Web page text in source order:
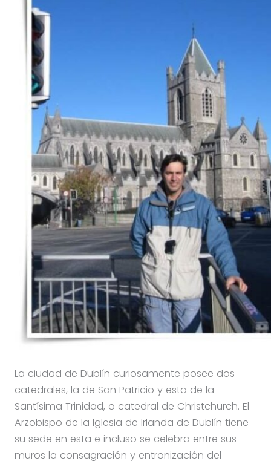
La ciudad de Dublín curiosamente posee dos
catedrales, la de San Patricio y esta de la
Santísima Trinidad, o catedral de Christchurch. El
Arzobispo de la Iglesia de Irlanda de Dublín tiene
su sede en esta e incluso se celebra entre sus
muros la consagración y entronización del